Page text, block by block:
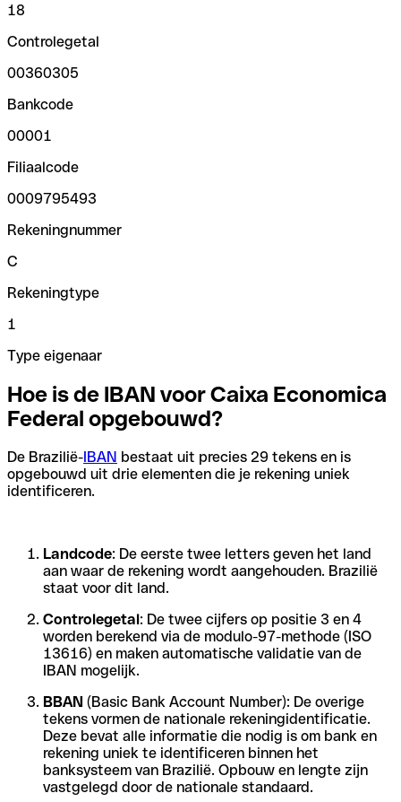
18
Controlegetal
00360305
Bankcode
00001
Filiaalcode
0009795493
Rekeningnummer
C
Rekeningtype
1
Type eigenaar
Hoe is de IBAN voor Caixa Economica
Federal opgebouwd?
De Brazilië-IBAN bestaat uit precies 29 tekens en is
opgebouwd uit drie elementen die je rekening uniek
identificeren.
Landcode: De eerste twee letters geven het land
aan waar de rekening wordt aangehouden. Brazilië
staat voor dit land.
Controlegetal: De twee cijfers op positie 3 en 4
worden berekend via de modulo-97-methode (ISO
13616) en maken automatische validatie van de
IBAN mogelijk.
BBAN (Basic Bank Account Number): De overige
tekens vormen de nationale rekeningidentificatie.
Deze bevat alle informatie die nodig is om bank en
rekening uniek te identificeren binnen het
banksysteem van Brazilië. Opbouw en lengte zijn
vastgelegd door de nationale standaard.